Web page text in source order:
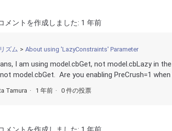
メントを作成しました: 1 年前
ズム About using 'LazyConstraints' Parameter
I am using model.cbGet, not model.cbLazy in
model.cbGet. Are you enabling PreCrush=1 when
Tamura 1 年前 0 件の投票